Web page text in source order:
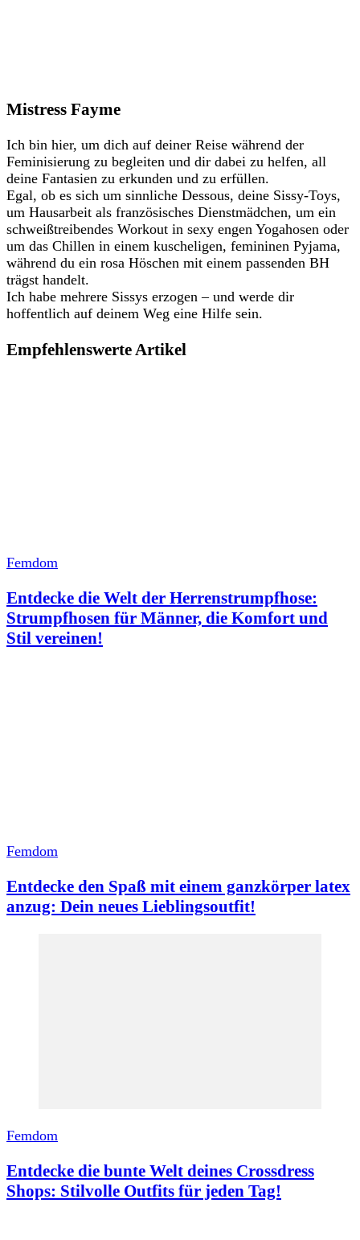
Mistress Fayme
Ich bin hier, um dich auf deiner Reise während der
Feminisierung zu begleiten und dir dabei zu helfen, all
deine Fantasien zu erkunden und zu erfüllen.
Egal, ob es sich um sinnliche Dessous, deine Sissy-Toys,
um Hausarbeit als französisches Dienstmädchen, um ein
schweißtreibendes Workout in sexy engen Yogahosen oder
um das Chillen in einem kuscheligen, femininen Pyjama,
während du ein rosa Höschen mit einem passenden BH
trägst handelt.
Ich habe mehrere Sissys erzogen – und werde dir
hoffentlich auf deinem Weg eine Hilfe sein.
Empfehlenswerte Artikel
Femdom
Entdecke die Welt der Herrenstrumpfhose:
Strumpfhosen für Männer, die Komfort und
Stil vereinen!
Femdom
Entdecke den Spaß mit einem ganzkörper latex
anzug: Dein neues Lieblingsoutfit!
Femdom
Entdecke die bunte Welt deines Crossdress
Shops: Stilvolle Outfits für jeden Tag!